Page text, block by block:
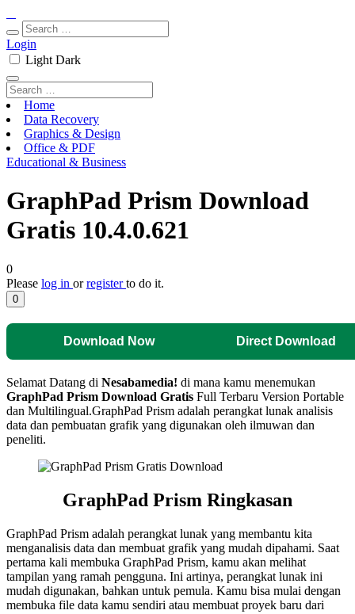
Login
Light Dark
Home
Data Recovery
Graphics & Design
Office & PDF
Educational & Business
GraphPad Prism Download
Gratis 10.4.0.621
0
Please log in orregisterto do it.
0
Download Now Direct Download
Selamat Datang di Nesabamedia! di mana kamu menemukan
GraphPad Prism Download Gratis Full Terbaru Version Portable
dan Multilingual.GraphPad Prism adalah perangkat lunak analisis
data dan pembuatan grafik yang digunakan oleh ilmuwan dan
peneliti.
GraphPad Prism Ringkasan
GraphPad Prism adalah perangkat lunak yang membantu kita
menganalisis data dan membuat grafik yang mudah dipahami. Saat
pertama kali membuka GraphPad Prism, kamu akan melihat
tampilan yang ramah pengguna. Ini artinya, perangkat lunak ini
mudah digunakan, bahkan untuk pemula. Kamu bisa mulai dengan
membuka file data kamu sendiri atau membuat proyek baru dari